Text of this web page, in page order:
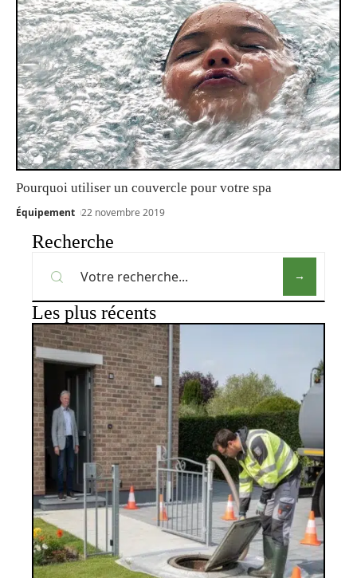
Pourquoi utiliser un couvercle pour votre spa
Équipement 22 novembre 2019
Recherche
Les plus récents